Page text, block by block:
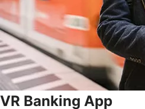
VR Banking App